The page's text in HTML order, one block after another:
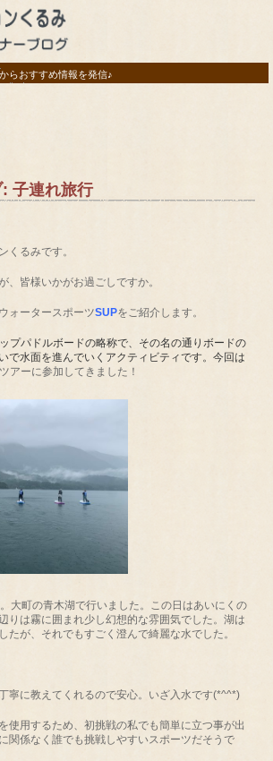
らおすすめ情報を発信♪
子連れ旅行
くるみです。
、皆様いかがお過ごしですか。
ォータースポーツSUPをご紹介します。
プパドルボードの略称で、その名の通りボードの
で水面を進んでいくアクティビティです。今回は
アーに参加してきました！
大町の青木湖で行いました。この日はあいにくの
りは霧に囲まれ少し幻想的な雰囲気でした。湖は
たが、それでもすごく澄んで綺麗な水でした。
寧に教えてくれるので安心。いざ入水です(*^^*)
使用するため、初挑戦の私でも簡単に立つ事が出
関係なく誰でも挑戦しやすいスポーツだそうで